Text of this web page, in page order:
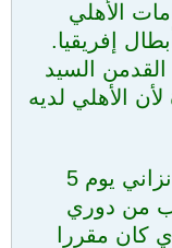
الأهلي
إفريقيا.
السيد
الأهلي لديه
وسوف يزور الأهلى نادي يونغ التانزاني يوم 5
من دوري
كان مقررا